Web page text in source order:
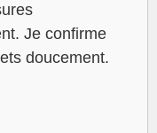
Je confirme
doucement.